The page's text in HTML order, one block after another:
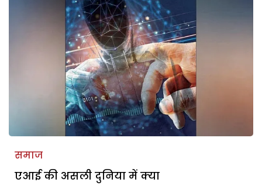
समाज
एआई की असली दुनिया में क्या